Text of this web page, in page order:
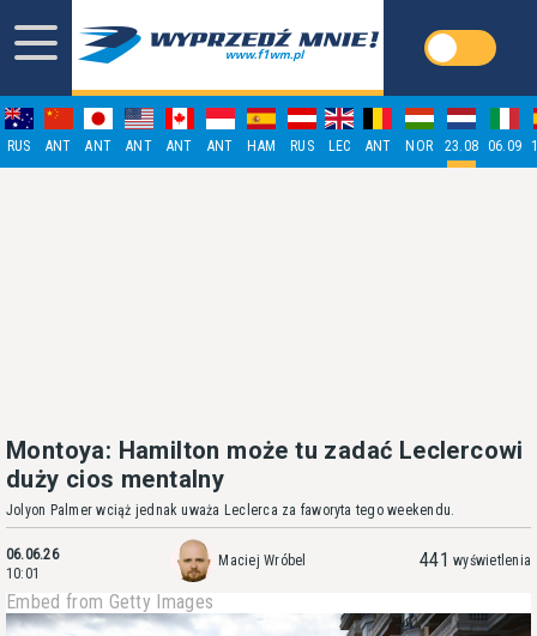
RUS ANT ANT ANT ANT ANT HAM RUS LEC ANT NOR 23.08 06.09
Montoya: Hamilton może tu zadać Leclercowi
duży cios mentalny
Jolyon Palmer wciąż jednak uważa Leclerca za faworyta tego weekendu.
06.06.26
10:01
Maciej Wróbel 441 wyświetlenia
Embed from Getty Images